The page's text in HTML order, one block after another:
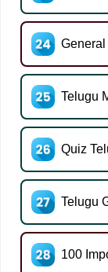
Telugu
Quiz
Telugu
100